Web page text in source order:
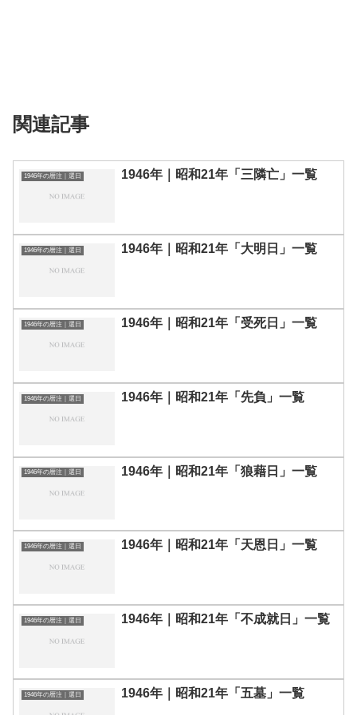
関連記事
1946年の暦注｜選日 1946年｜昭和21年「三隣亡」一覧
1946年の暦注｜選日 1946年｜昭和21年「大明日」一覧
1946年の暦注｜選日 1946年｜昭和21年「受死日」一覧
1946年の暦注｜選日 1946年｜昭和21年「先負」一覧
1946年の暦注｜選日 1946年｜昭和21年「狼藉日」一覧
1946年の暦注｜選日 1946年｜昭和21年「天恩日」一覧
1946年の暦注｜選日 1946年｜昭和21年「不成就日」一覧
1946年の暦注｜選日 1946年｜昭和21年「五墓」一覧